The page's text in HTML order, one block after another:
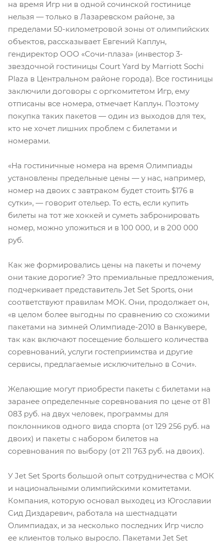
на время Игр ни в одной сочинской гостинице
нельзя — только в Лазаревском районе, за
пределами 50-километровой зоны от олимпийских
объектов, рассказывает Евгений Каплун,
гендиректор ООО «Сочи-плаза» (инвестор 3-
звездочной гостиницы Court Yard by Marriott Sochi
Plaza в Центральном районе города). Все гостиницы
заключили договоры с оргкомитетом Игр, ему
отписаны все номера, отмечает Каплун. Поэтому
покупка таких пакетов — один из выходов для тех,
кто не хочет лишних проблем с билетами и
номерами.
«На гостиничные номера на время Олимпиады
установлены предельные цены — у нас, например,
номер на двоих с завтраком будет стоить $176 в
сутки», — говорит отельер. То есть, если купить
билеты на тот же хоккей и суметь забронировать
номер, можно уложиться и в 100 000, и в 200 000
руб.
Как же формировались цены на пакеты и почему
они такие дорогие? Это премиальные предложения,
подчеркивает представитель Jet Set Sports, они
соответствуют правилам МОК. Они, продолжает он,
«в целом более выгодны по сравнению со схожими
пакетами на зимней Олимпиаде-2010 в Ванкувере,
так как включают посещение большего количества
соревнований, услуги гостеприимства и другие
сервисы, предлагаемые исключительно в Сочи».
Желающие могут приобрести пакеты с билетами на
заранее определенные соревнования по цене от 81
083 руб. на двух человек, программы для
поклонников одного вида спорта (от 129 256 руб. на
двоих) и пакеты с набором билетов на
соревнования по выбору (от 211 763 руб. на двоих).
У Jet Set Sports большой опыт сотрудничества с МОК
и национальными олимпийскими комитетами.
Компания, которую основал выходец из Югославии
Сид Диздаревич, работала на шестнадцати
Олимпиадах, и за несколько последних Игр число
ее клиентов только выросло. Пакетами Jet Set